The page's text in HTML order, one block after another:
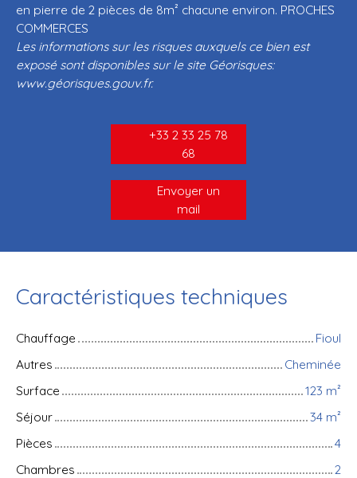
en pierre de 2 pièces de 8m² chacune environ. PROCHES
COMMERCES
Les informations sur les risques auxquels ce bien est
exposé sont disponibles sur le site Géorisques:
www.géorisques.gouv.fr.
+33 2 33 25 78
68
Envoyer un
mail
Caractéristiques techniques
Chauffage
Fioul
Autres
Cheminée
Surface
123 m²
Séjour
34 m²
Pièces
4
Chambres
2